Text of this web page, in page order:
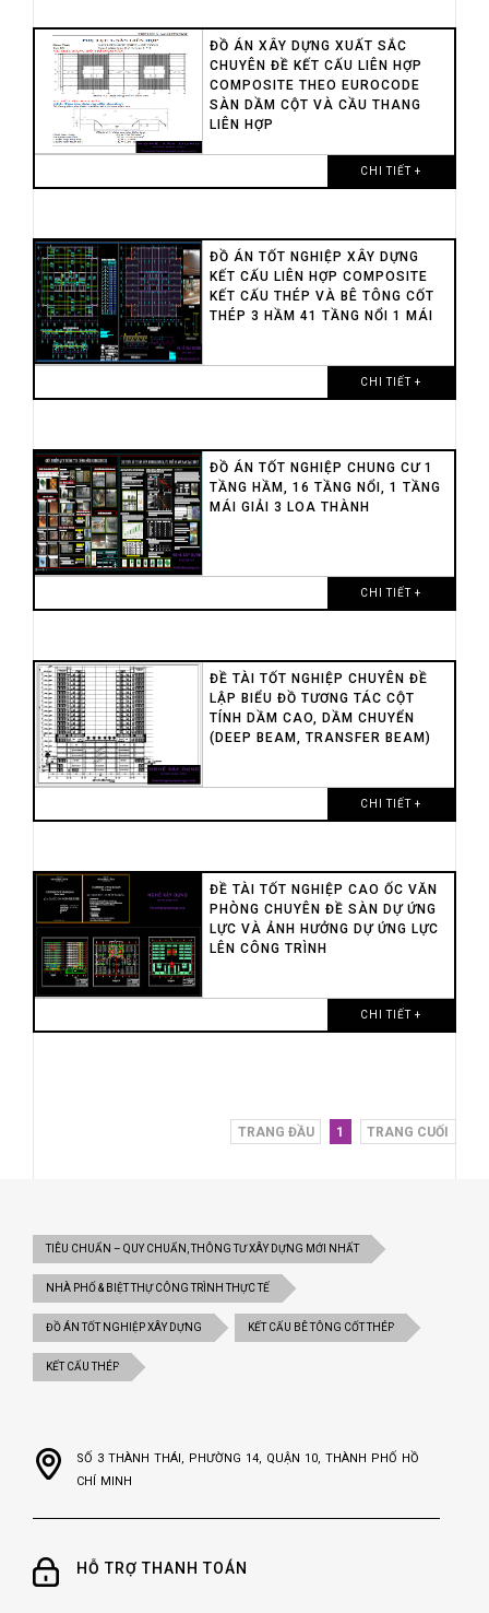
ĐỒ ÁN XÂY DỰNG XUẤT SẮC
CHUYÊN ĐỀ KẾT CẤU LIÊN HỢP
COMPOSITE THEO EUROCODE
SÀN DẦM CỘT VÀ CẦU THANG
LIÊN HỢP
CHI TIẾT +
ĐỒ ÁN TỐT NGHIỆP XÂY DỰNG
KẾT CẤU LIÊN HỢP COMPOSITE
KẾT CẤU THÉP VÀ BÊ TÔNG CỐT
THÉP 3 HẦM 41 TẦNG NỔI 1 MÁI
CHI TIẾT +
ĐỒ ÁN TỐT NGHIỆP CHUNG CƯ 1
TẦNG HẦM, 16 TẦNG NỔI, 1 TẦNG
MÁI GIẢI 3 LOA THÀNH
CHI TIẾT +
ĐỀ TÀI TỐT NGHIỆP CHUYÊN ĐỀ
LẬP BIỂU ĐỒ TƯƠNG TÁC CỘT
TÍNH DẦM CAO, DẦM CHUYỂN
(DEEP BEAM, TRANSFER BEAM)
CHI TIẾT +
ĐỀ TÀI TỐT NGHIỆP CAO ỐC VĂN
PHÒNG CHUYÊN ĐỀ SÀN DỰ ỨNG
LỰC VÀ ẢNH HƯỞNG DỰ ỨNG LỰC
LÊN CÔNG TRÌNH
CHI TIẾT +
TRANG ĐẦU 1 TRANG CUỐI
TIÊU CHUẨN – QUY CHUẨN, THÔNG TƯ XÂY DỰNG MỚI NHẤT
NHÀ PHỐ & BIỆT THỰ CÔNG TRÌNH THỰC TẾ
ĐỒ ÁN TỐT NGHIỆP XÂY DỰNG KẾT CẤU BÊ TÔNG CỐT THÉP
KẾT CẤU THÉP
SỐ 3 THÀNH THÁI, PHƯỜNG 14, QUẬN 10, THÀNH PHỐ HỒ
CHÍ MINH
HỖ TRỢ THANH TOÁN